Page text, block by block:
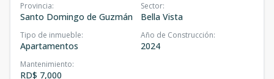
Provincia:
Santo Domingo de Guzmán
Sector:
Bella Vista
Tipo de inmueble:
Apartamentos
Año de Construcción:
2024
Mantenimiento:
RD$ 7,000